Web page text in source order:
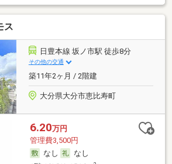
ス
日豊本線 坂ノ市駅 徒歩8分
その他の交通
築11年2ヶ月 / 2階建
大分県大分市恵比寿町
6.20万円
管理費3,500円
なし
なし